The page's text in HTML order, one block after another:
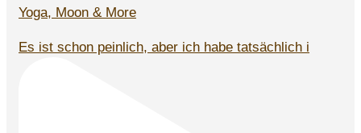
Yoga, Moon & More
Es ist schon peinlich, aber ich habe tatsächlich i